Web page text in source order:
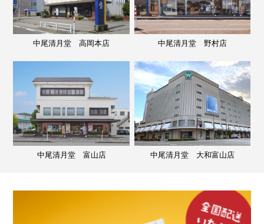
中尾清月堂 高岡本店 中尾清月堂 野村店
中尾清月堂 富山店 中尾清月堂 大和富山店